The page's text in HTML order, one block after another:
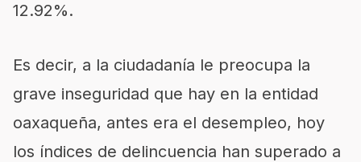
12.92%.
Es decir, a la ciudadanía le preocupa la
grave inseguridad que hay en la entidad
oaxaqueña, antes era el desempleo, hoy
los índices de delincuencia han superado a